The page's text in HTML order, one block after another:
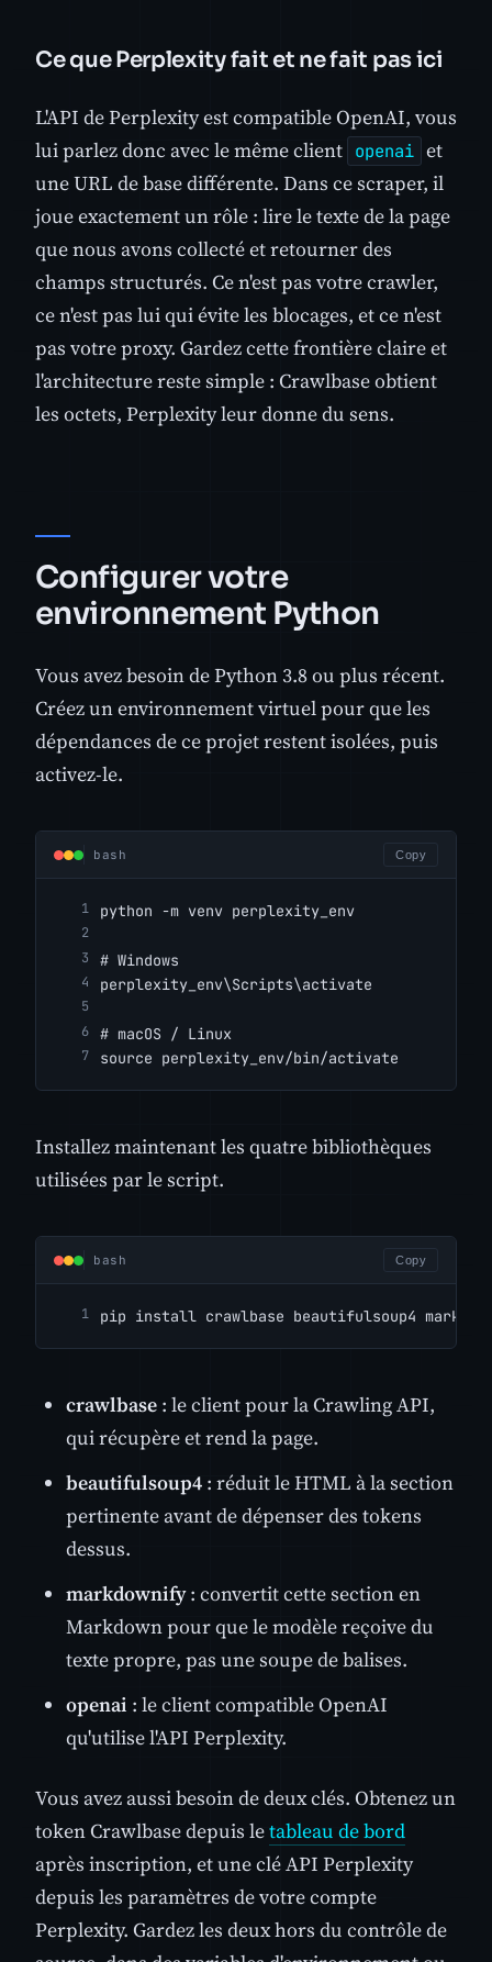
Ce que Perplexity fait et ne fait pas ici
L'API de Perplexity est compatible OpenAI, vous
lui parlez donc avec le même client openai et
une URL de base différente. Dans ce scraper, il
joue exactement un rôle : lire le texte de la page
que nous avons collecté et retourner des
champs structurés. Ce n'est pas votre crawler,
ce n'est pas lui qui évite les blocages, et ce n'est
pas votre proxy. Gardez cette frontière claire et
l'architecture reste simple : Crawlbase obtient
les octets, Perplexity leur donne du sens.
Configurer votre
environnement Python
Vous avez besoin de Python 3.8 ou plus récent.
Créez un environnement virtuel pour que les
dépendances de ce projet restent isolées, puis
activez-le.
bash Copy
python -m venv perplexity_env
# Windows
perplexity_env\Scripts\activate
# macOS / Linux
source perplexity_env/bin/activate
Installez maintenant les quatre bibliothèques
utilisées par le script.
bash Copy
pip install crawlbase beautifulsoup4
crawlbase : le client pour la Crawling API,
qui récupère et rend la page.
beautifulsoup4 : réduit le HTML à la section
pertinente avant de dépenser des tokens
dessus.
markdownify: convertit cette section en
Markdown pour que le modèle reçoive du
texte propre, pas une soupe de balises.
openai : le client compatible OpenAI
qu'utilise l'API Perplexity.
Vous avez aussi besoin de deux clés. Obtenez un
token Crawlbase depuis letableau de bord
après inscription, et une clé API Perplexity
depuis les paramètres de votre compte
Perplexity. Gardez les deux hors du contrôle de